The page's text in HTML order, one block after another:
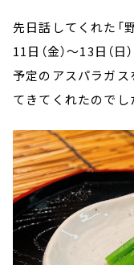
先日話してくれた「
11日（金）～13日（
予定のアスパラガス
てきてくれたのでし